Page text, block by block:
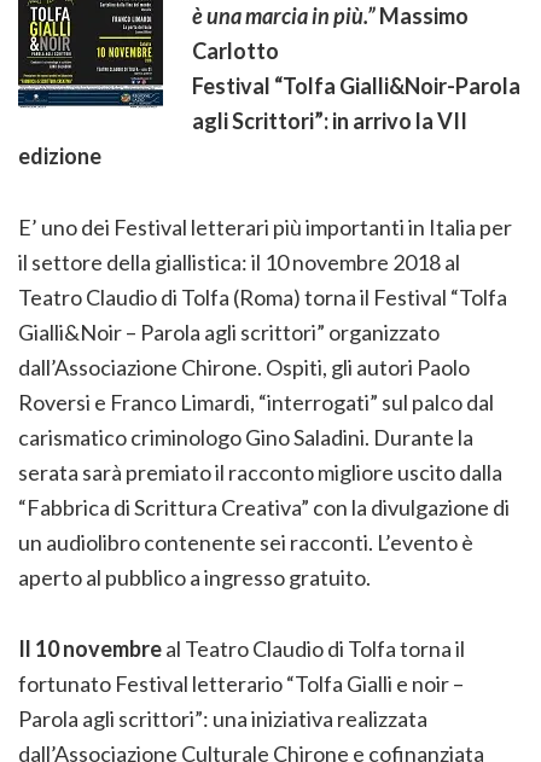
è una marcia in più.”Massimo
Carlotto
Festival “Tolfa Gialli&Noir-Parola
agli Scrittori”: in arrivo la VII
edizione
E’ uno dei Festival letterari più importanti in Italia per
il settore della giallistica: il 10 novembre 2018 al
Teatro Claudio di Tolfa (Roma) torna il Festival “Tolfa
Gialli&Noir – Parola agli scrittori” organizzato
dall’Associazione Chirone. Ospiti, gli autori Paolo
Roversi e Franco Limardi, “interrogati” sul palco dal
carismatico criminologo Gino Saladini. Durante la
serata sarà premiato il racconto migliore uscito dalla
“Fabbrica di Scrittura Creativa” con la divulgazione di
un audiolibro contenente sei racconti. L’evento è
aperto al pubblico a ingresso gratuito.
Il 10 novembreal Teatro Claudio di Tolfa torna il
fortunato Festival letterario “Tolfa Gialli e noir –
Parola agli scrittori”: una iniziativa realizzata
dall’Associazione Culturale Chirone e cofinanziata